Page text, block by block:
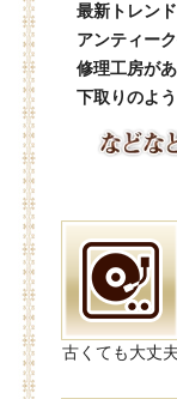
最新トレン
アンティー
修理工房が
下取りのよ
古くても大丈夫